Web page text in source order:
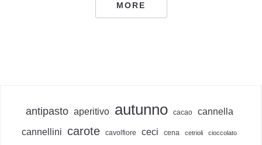
MORE
antipasto aperitivo autunno cacao
cannella
cannellini carote cavolfiore ceci cena cetrioli cioccolato